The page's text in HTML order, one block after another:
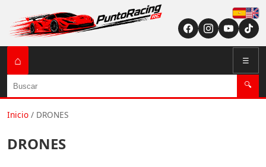
English (US /
⌂ ☰
Buscar 🔍
Inicio / DRONES
DRONES